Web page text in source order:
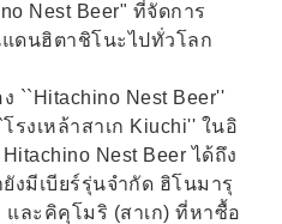
Nest Beer" ที่จัดการ
ดนฮิตาชิโนะไปทั่วโลก
``Hitachino Nest Beer''
รงเหล้าสาเก Kiuchi'' ในอิ
Nest Beer ได้ถึง
งมีเบียร์รุ่นจำกัด ฮิโนมารุ
ละคิคุโมริ (สาเก) ที่หาซื้อ